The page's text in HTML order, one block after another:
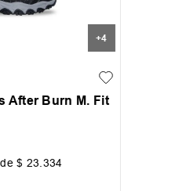
+4
After Burn M. Fit
de$ 23 334